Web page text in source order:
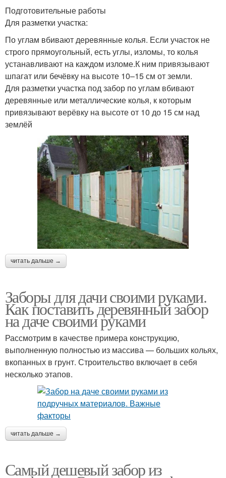
Подготовительные работы
Для разметки участка:
По углам вбивают деревянные колья. Если участок не
строго прямоугольный, есть углы, изломы, то колья
устанавливают на каждом изломе.К ним привязывают
шпагат или бечёвку на высоте 10–15 см от земли.
Для разметки участка под забор по углам вбивают
деревянные или металлические колья, к которым
привязывают верёвку на высоте от 10 до 15 см над
землёй
читать дальше →
Заборы для дачи своими руками.
Как поставить деревянный забор
на даче своими руками
Рассмотрим в качестве примера конструкцию,
выполненную полностью из массива — больших кольях,
вкопанных в грунт. Строительство включает в себя
несколько этапов.
читать дальше →
Самый дешевый забор из